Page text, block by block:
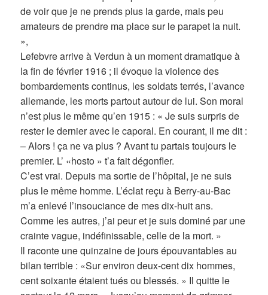
de voir que je ne prends plus la garde, mais peu
amateurs de prendre ma place sur le parapet la nuit.
»,
Lefebvre arrive à Verdun à un moment dramatique à
la fin de février 1916 ; il évoque la violence des
bombardements continus, les soldats terrés, l’avance
allemande, les morts partout autour de lui. Son moral
n’est plus le même qu’en 1915 : « Je suis surpris de
rester le dernier avec le caporal. En courant, il me dit :
– Alors ! ça ne va plus ? Avant tu partais toujours le
premier. L’ «hosto » t’a fait dégonfler.
C’est vrai. Depuis ma sortie de l’hôpital, je ne suis
plus le même homme. L’éclat reçu à Berry-au-Bac
m’a enlevé l’insouciance de mes dix-huit ans.
Comme les autres, j’ai peur et je suis dominé par une
crainte vague, indéfinissable, celle de la mort. »
Il raconte une quinzaine de jours épouvantables au
bilan terrible : «Sur environ deux-cent dix hommes,
cent soixante étaient tués ou blessés. » Il quitte le